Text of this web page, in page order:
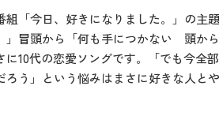
組「今日、好きになりました。」の主
」冒頭から「何も手につかない 頭か
に10代の恋愛ソングです。「でも今
う」という悩みはまさに好きな人と